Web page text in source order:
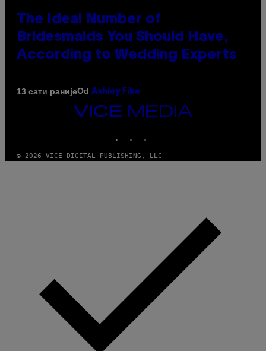
The Ideal Number of
Bridesmaids You Should Have,
According to Wedding Experts
13 сати ранијеOd Ashley Fike
VICE
© 2026 VICE DIGITAL PUBLISHING, LLC